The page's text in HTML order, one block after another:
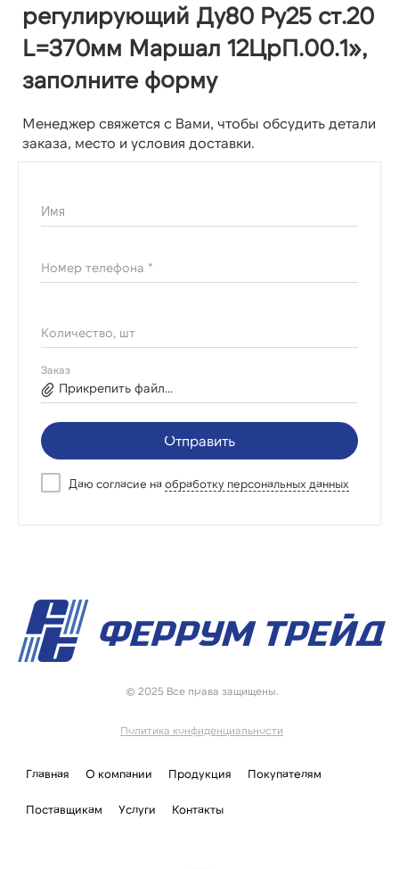
регулирующий Ду80 Ру25 ст.20
L=370мм Маршал 12ЦрП.00.1»,
заполните форму
Менеджер свяжется с Вами, чтобы обсудить детали
заказа, место и условия доставки.
Имя
Номер телефона *
Количество, шт
Заказ
Прикрепить файл...
Отправить
Даю согласие на обработку персональных данных
© 2025 Все права защищены.
Политика конфиденциальности
Главная О компании Продукция Покупателям
Поставщикам Услуги Контакты